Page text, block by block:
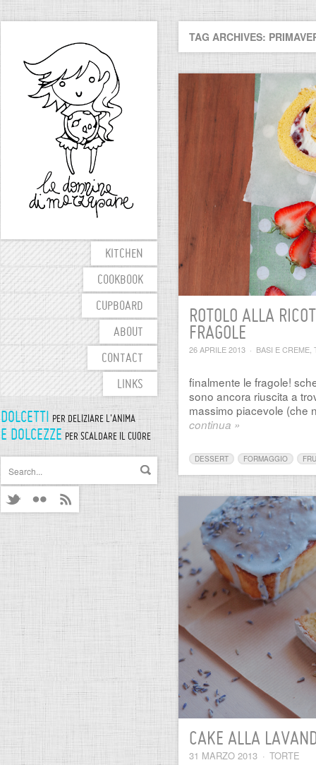
KITCHEN
COOKBOOK
CUPBOARD
ABOUT
CONTACT
LINKS
DOLCETTI PER DELIZIARE L'ANIMA
E DOLCEZZE PER SCALDARE IL CUORE
TAG ARCHIVES:
ROTOLO ALLA
FRAGOLE
26 APRILE 2013 · BASI E CREME
finalmente le fragole!
sono ancora riuscita a
massimo piacevole (che
continua »
DESSERT FORMAGGIO
CAKE ALLA
31 MARZO 2013 · TORTE